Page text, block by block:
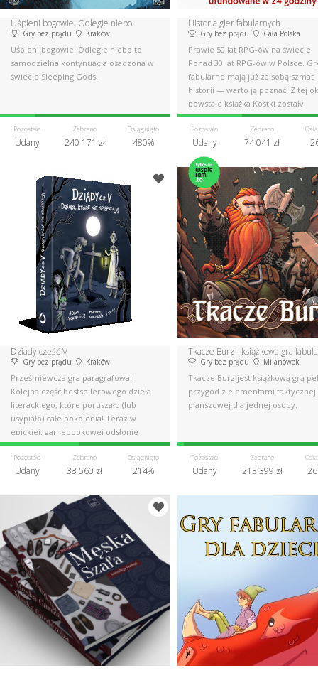
Uśpieni bogowie: Odległe niebo
Gry bez prądu Kraków
Uśpieni bogowie: Odległe niebo to
samodzielna kontynuacja osadzona w
świecie Sleeping Gods.
Pozostało
Udany
Zebrano
240 171 zł
Osiągnięto
480%
Historia gier fabularnych
Gry bez prądu Cała Polska
Prawie 50 lat RPG-ów na świecie.
Ponad 30 lat RPG-ów w Polsce.
fabularne mają już za sobą szmat
historii — warto ją poznać! Z tej
powstaje książka Kostki zostały
rzucone.
Pozostało
Udany
Zebrano
74 041 zł
Dziady część V
Gry bez prądu Kraków
Prześmiewcza gra paragrafowa!
Kolejna część bestsellerowego dzieła
literackiego, które poruszało (lub
usypiało) całe pokolenia! Teraz w
epickiej, gamebookowej odsłonie
Pozostało
Udany
Zebrano
38 560 zł
Osiągnięto
214%
Tkacze Burz - książkowa gra
Gry bez prądu Milanówek
Tkacze Burz jest książkową grą
przygód z elementami taktycznej
planszowej dla jednej osoby.
Pozostało
Udany
Zebrano
213 399 zł